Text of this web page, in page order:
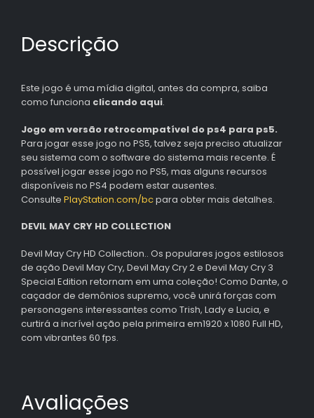
Descrição
Este jogo é uma mídia digital, antes da compra, saiba
como funciona clicando aqui.
Jogo em versão retrocompatível do ps4 para ps5.
Para jogar esse jogo no PS5, talvez seja preciso atualizar
seu sistema com o software do sistema mais recente. É
possível jogar esse jogo no PS5, mas alguns recursos
disponíveis no PS4 podem estar ausentes.
Consulte PlayStation.com/bcpara obter mais detalhes.
DEVIL MAY CRY HD COLLECTION
Devil May Cry HD Collection.. Os populares jogos estilosos
de ação Devil May Cry, Devil May Cry 2 e Devil May Cry 3
Special Edition retornam em uma coleção! Como Dante, o
caçador de demônios supremo, você unirá forças com
personagens interessantes como Trish, Lady e Lucia, e
curtirá a incrível ação pela primeira em1920 x 1080 Full HD,
com vibrantes 60 fps.
Avaliações